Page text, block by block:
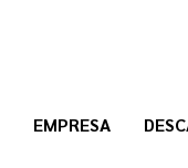
EMPRESA